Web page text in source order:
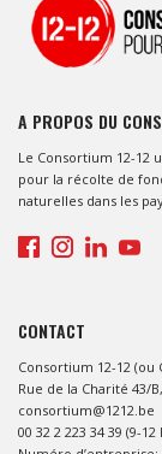
A PROPOS DU
Le Consortium 12-12
pour la récolte de
naturelles dans les
CONTACT
Consortium 12-12
Rue de la Charité 43/
consortium@1212.be
00 32 2 223 34 39 (9-12